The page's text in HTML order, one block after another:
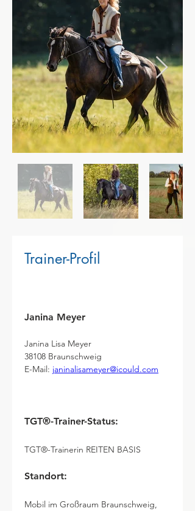
Trainer-Profil
Janina Meyer
Janina Lisa Meyer
38108 Braunschweig
E-Mail: janinalisameyer@icould.com
TGT®-Trainer-Status:
TGT®-Trainerin REITEN BASIS
Standort:
Mobil im Großraum Braunschweig,